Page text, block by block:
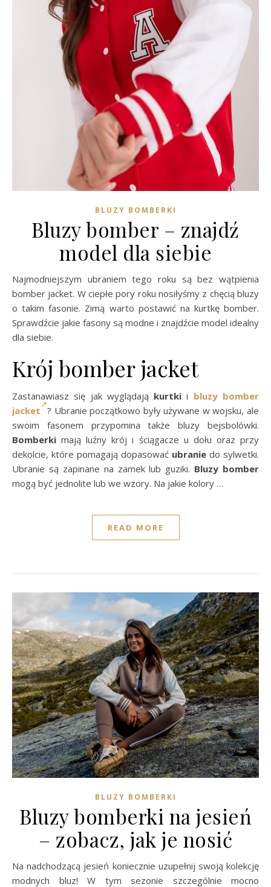
BLUZY BOMBERKI
Bluzy bomber – znajdź
model dla siebie
Najmodniejszym ubraniem tego roku są bez wątpienia
bomber jacket. W ciepłe pory roku nosiłyśmy z chęcią bluzy
o takim fasonie. Zimą warto postawić na kurtkę bomber.
Sprawdźcie jakie fasony są modne i znajdźcie model idealny
dla siebie.
Krój bomber jacket
Zastanawiasz się jak wyglądają kurtki i bluzy bomber
jacket ? Ubranie początkowo były używane w wojsku, ale
swoim fasonem przypomina także bluzy bejsbolówki.
Bomberki mają luźny krój i ściągacze u dołu oraz przy
dekolcie, które pomagają dopasować ubranie do sylwetki.
Ubranie są zapinane na zamek lub guziki. Bluzy bomber
mogą być jednolite lub we wzory. Na jakie kolory …
READ MORE
BLUZY BOMBERKI
Bluzy bomberki na jesień
– zobacz, jak je nosić
Na nadchodzącą jesień koniecznie uzupełnij swoją kolekcję
modnych bluz! W tym sezonie szczególnie mocno